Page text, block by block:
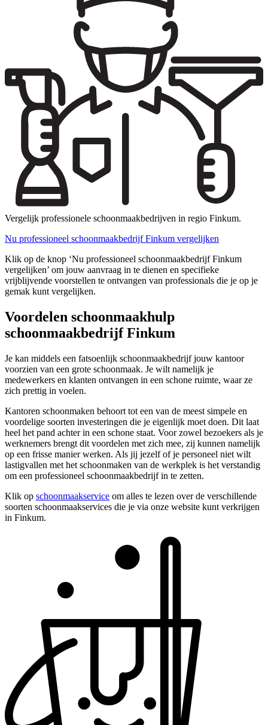
Vergelijk professionele schoonmaakbedrijven in regio Finkum.
Nu professioneel schoonmaakbedrijf Finkum vergelijken
Klik op de knop ‘Nu professioneel schoonmaakbedrijf Finkum
vergelijken’ om jouw aanvraag in te dienen en specifieke
vrijblijvende voorstellen te ontvangen van professionals die je op je
gemak kunt vergelijken.
Voordelen schoonmaakhulp
schoonmaakbedrijf Finkum
Je kan middels een fatsoenlijk schoonmaakbedrijf jouw kantoor
voorzien van een grote schoonmaak. Je wilt namelijk je
medewerkers en klanten ontvangen in een schone ruimte, waar ze
zich prettig in voelen.
Kantoren schoonmaken behoort tot een van de meest simpele en
voordelige soorten investeringen die je eigenlijk moet doen. Dit laat
heel het pand achter in een schone staat. Voor zowel bezoekers als je
werknemers brengt dit voordelen met zich mee, zij kunnen namelijk
op een frisse manier werken. Als jij jezelf of je personeel niet wilt
lastigvallen met het schoonmaken van de werkplek is het verstandig
om een professioneel schoonmaakbedrijf in te zetten.
Klik op schoonmaakservice om alles te lezen over de verschillende
soorten schoonmaakservices die je via onze website kunt verkrijgen
in Finkum.